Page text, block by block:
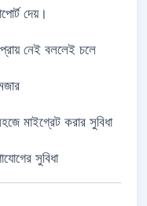
দেয়।
প্রায় নেই বললেই চলে
মাইগ্রেট করার সুবিধা
সুবিধা